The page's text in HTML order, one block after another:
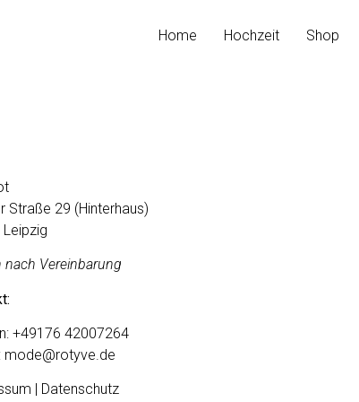
Home Hochzeit Shop
Straße 29 (Hinterhaus)
nach Vereinbarung
+49176 42007264
mode@rotyve.de
| Datenschutz